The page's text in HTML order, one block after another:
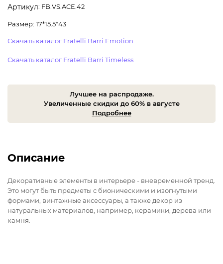
Артикул: FB.VS.ACE.42
Размер: 17*15.5*43
Скачать каталог Fratelli Barri Emotion
Скачать каталог Fratelli Barri Timeless
Лучшее на распродаже.
Увеличенные скидки до 60% в августе
Подробнее
Описание
Декоративные элементы в интерьере - вневременной тренд.
Это могут быть предметы с бионическими и изогнутыми
формами, винтажные аксессуары, а также декор из
натуральных материалов, например, керамики, дерева или
камня.